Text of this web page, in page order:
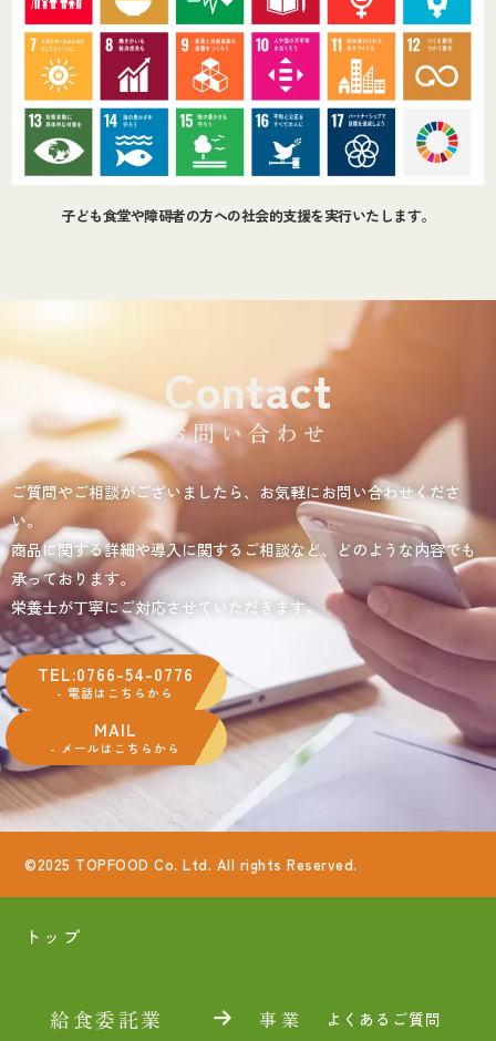
子ども食堂や障碍者の方への社会的支援を実行いたします。
Contact
お問い合わせ
ご質問やご相談がございましたら、お気軽にお問い合わせくださ
い。
商品に関する詳細や導入に関するご相談など、どのような内容でも
承っております。
栄養士が丁寧にご対応させていただきます。
TEL:0766-54-0776
- 電話はこちらから
MAIL
- メールはこちらから
©2025 TOPFOOD Co. Ltd. All rights Reserved.
トップ
給食委託業
事業
よくあるご質問